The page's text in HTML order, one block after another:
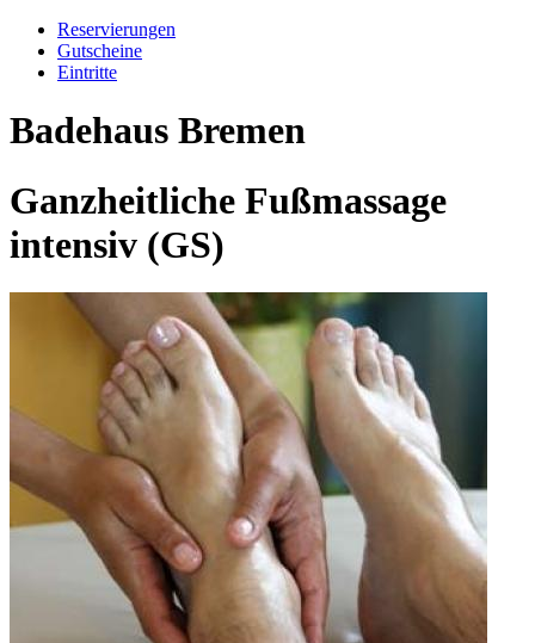
Reservierungen
Gutscheine
Eintritte
Badehaus Bremen
Ganzheitliche Fußmassage
intensiv (GS)